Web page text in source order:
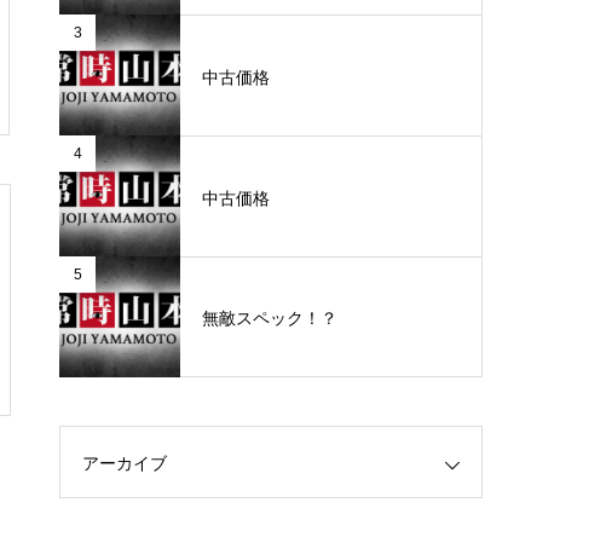
グランドクローズ
グランドクローズ
3
中古価格
4
中古価格
5
無敵スペック！？
アーカイブ